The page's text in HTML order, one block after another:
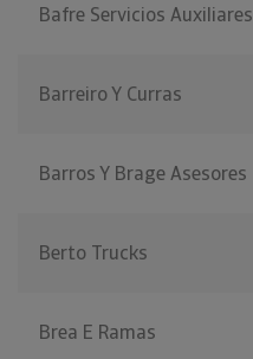
Bafre Servicios Auxiliares
Barreiro Y Curras
Barros Y Brage Asesores
Berto Trucks
Brea E Ramas